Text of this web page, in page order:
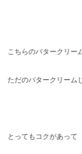
こちらのバタークリー
ただのバタークリーム
とってもコクがあって